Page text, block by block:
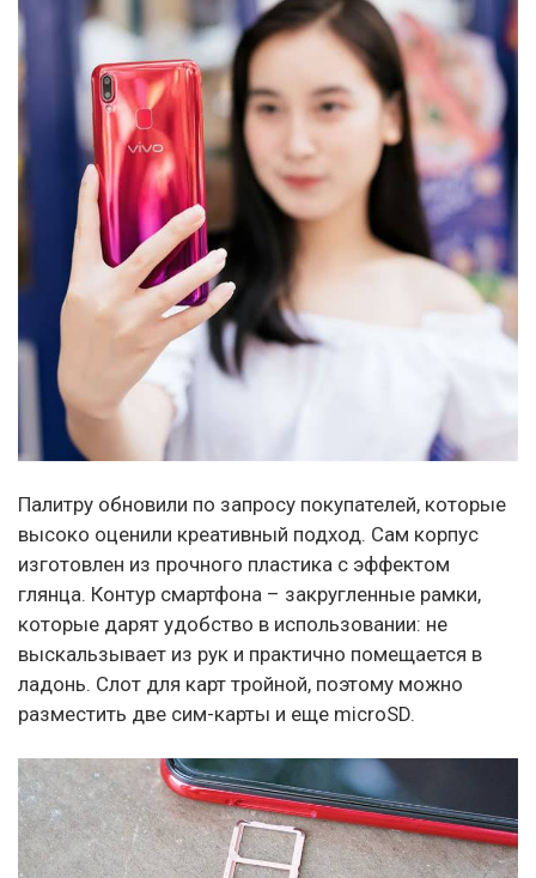
Палитру обновили по запросу покупателей, которые
высоко оценили креативный подход. Сам корпус
изготовлен из прочного пластика с эффектом
глянца. Контур смартфона – закругленные рамки,
которые дарят удобство в использовании: не
выскальзывает из рук и практично помещается в
ладонь. Слот для карт тройной, поэтому можно
разместить две сим-карты и еще microSD.